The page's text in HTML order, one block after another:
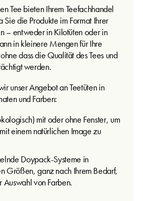
Tee bieten Ihrem Teefachhandel
die Produkte im Format Ihrer
– entweder in Kilotüten oder in
in kleinere Mengen für Ihre
dass die Qualität des Tees und
werden.
unser Angebot an Teetüten in
und Farben:
mit oder ohne Fenster, um
einem natürlichen Image zu
Doypack-Systeme in
Größen, ganz nach Ihrem Bedarf,
Auswahl von Farben.